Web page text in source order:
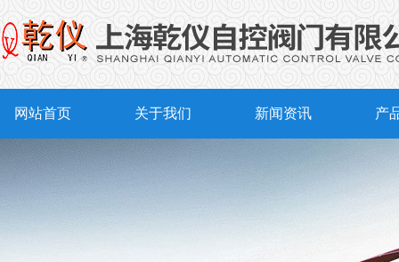
网站首页 关于我们 新闻资讯 产